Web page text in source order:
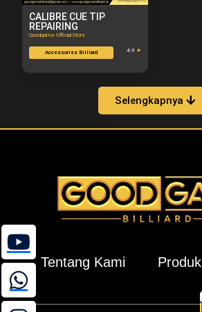
CALIBRE CUE TIP
REPAIRING
Goodgame Official Store
Accessories Billiard 4.9 ★
Selengkapnya
Tentang Kami Produk